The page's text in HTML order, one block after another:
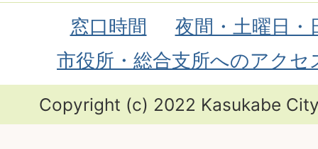
窓口時間
夜間・土曜日・
市役所・総合支所へのアクセ
Copyright (c) 2022 Kasukabe